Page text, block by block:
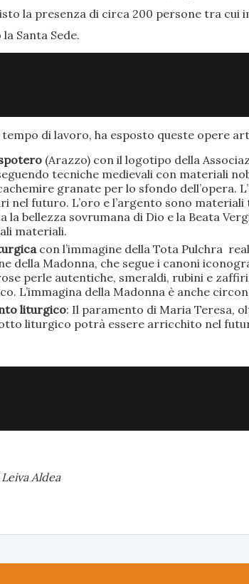
la presenza di circa 200 persone tra
Santa Sede.
di lavoro, ha esposto queste opere
(Arazzo) con il logotipo della
tecniche medievali con materiali
granate per lo sfondo dell’opera.
nel futuro. L’oro e l’argento sono
la bellezza sovrumana di Dio e la Beata
materiali.
con l’immagine della Tota Pulchra
della Madonna, che segue i canoni
perle autentiche, smeraldi, rubini e
L’immagina della Madonna è anche
liturgico: Il paramento di Maria Teresa,
liturgico potrà essere arricchito nel
Aldea